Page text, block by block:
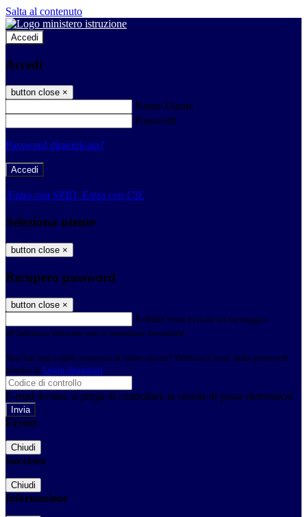
Salta al contenuto
Accedi
Accedi
button close ×
Nome Utente
Password
Password dimenticata?
-
Entra con SPID Entra con CIE
Seleziona utente
button close ×
Recupero password
button close ×
E-mail Verrà inviato un messaggio
all'indirizzo indicato con le istruzioni necessarie.
Non hai una e-mail associata al nome utente? Effettua il reset della password
tramite la Login Spaggiari
E-mail inviata, si prega di controllare la casella di posta elettronica!
Errore
Chiudi
Successo
Chiudi
Informazione